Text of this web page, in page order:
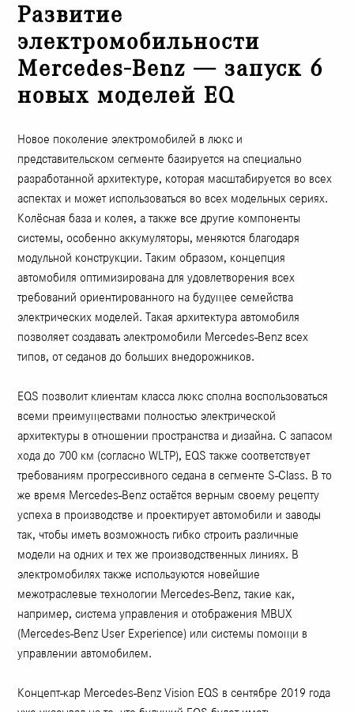
Развитие
электромобильности
Mercedes-Benz — запуск 6
новых моделей EQ
Новое поколение электромобилей в люкс и
представительском сегменте базируется на специально
разработанной архитектуре, которая масштабируется во всех
аспектах и ​​может использоваться во всех модельных сериях.
Колёсная база и колея, а также все другие компоненты
системы, особенно аккумуляторы, меняются благодаря
модульной конструкции. Таким образом, концепция
автомобиля оптимизирована для удовлетворения всех
требований ориентированного на будущее семейства
электрических моделей. Такая архитектура автомобиля
позволяет создавать электромобили Mercedes-Benz всех
типов, от седанов до больших внедорожников.
EQS позволит клиентам класса люкс сполна воспользоваться
всеми преимуществами полностью электрической
архитектуры в отношении пространства и дизайна. С запасом
хода до 700 км (согласно WLTP), EQS также соответствует
требованиям прогрессивного седана в сегменте S-Class. В то
же время Mercedes-Benz остаётся верным своему рецепту
успеха в производстве и проектирует автомобили и заводы
так, чтобы иметь возможность гибко строить различные
модели на одних и тех же производственных линиях. В
электромобилях также используются новейшие
межотраслевые технологии Mercedes-Benz, такие как,
например, система управления и отображения MBUX
(Mercedes-Benz User Experience) или системы помощи в
управлении автомобилем.
Концепт-кар Mercedes-Benz Vision EQS в сентябре 2019 года